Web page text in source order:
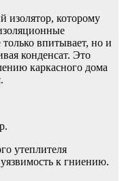
которому
впитывает, но и
конденсат. Это
каркасного дома
утеплителя
к гниению.